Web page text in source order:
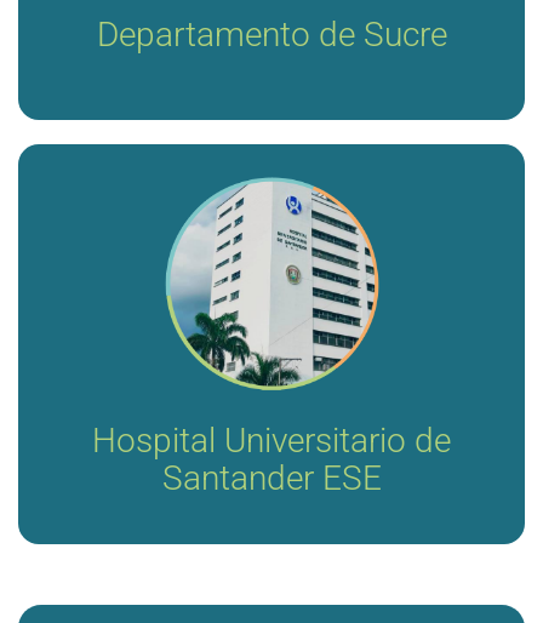
Departamento de Sucre
Hospital Universitario de
Santander ESE
Asesoría para aspectos administrativos y
asistenciales direccionados al mejoramiento de las
condiciones de atención de los usuarios, calidad y
producción de los servicios de la ESE Hospital
Universitario de Santander.